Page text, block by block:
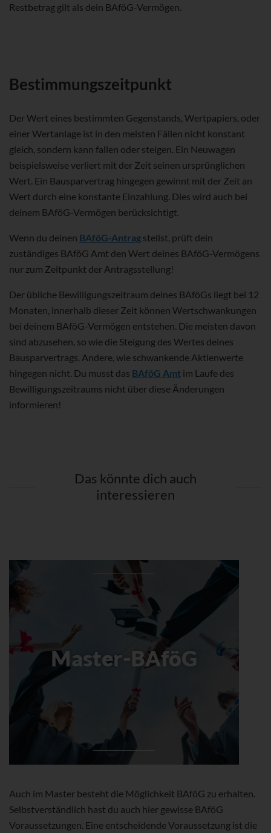
Restbetrag gilt als dein BAföG-Vermögen.
Bestimmungszeitpunkt
Der Wert eines bestimmten Gegenstands, Wertpapiers, oder
einer Wertanlage ist in den meisten Fällen nicht konstant
gleich, sondern kann fallen oder steigen. Ein Neuwagen
beispielsweise verliert mit der Zeit seinen ursprünglichen
Wert. Ein Bausparvertrag hingegen gewinnt mit der Zeit an
Wert durch eine konstante Einzahlung. Dies wird auch bei
deinem BAföG-Vermögen berücksichtigt.
Wenn du deinen BAföG-Antrag stellst, prüft dein
zuständiges BAföG Amt den Wert deines BAföG-Vermögens
nur zum Zeitpunkt der Antragsstellung!
Der übliche Bewilligungszeitraum deines BAföGs liegt bei 12
Monaten, innerhalb dieser Zeit können Wertschwankungen
bei deinem BAföG-Vermögen entstehen. Die meisten davon
sind abzusehen, so wie die Steigung des Wertes deines
Bausparvertrags. Andere, wie schwankende Aktienwerte
hingegen nicht. Du musst das BAföG Amt im Laufe des
Bewilligungszeitraums nicht über diese Änderungen
informieren!
Das könnte dich auch
interessieren
Auch im Master besteht die Möglichkeit BAföG zu erhalten.
Selbstverständlich hast du auch hier gewisse BAföG
Voraussetzungen. Eine entscheidende Voraussetzung ist die